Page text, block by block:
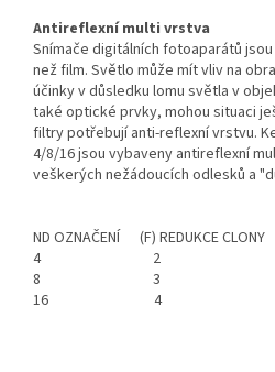
Antireflexní multi vrstva
Snímače digitálních fotoaparátů
než film. Světlo může mít vliv na
účinky v důsledku lomu světla v
také optické prvky, mohou situaci
filtry potřebují anti-reflexní vrstvu.
4/8/16 jsou vybaveny antireflexní
veškerých nežádoucích odlesků a
ND OZNAČENÍ (F) REDUKCE
4 2
8 3
16 4